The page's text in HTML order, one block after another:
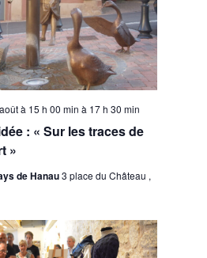
: « Sur les traces de
»
à 15 h 00 min à 17 h 30 min
de Hanau3 place du Château ,